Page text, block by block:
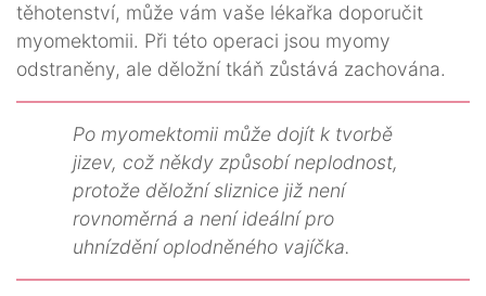
těhotenství, může vám vaše lékařka doporučit
myomektomii. Při této operaci jsou myomy
odstraněny, ale děložní tkáň zůstává zachována.
Po myomektomii může dojít k tvorbě
jizev, což někdy způsobí neplodnost,
protože děložní sliznice již není
rovnoměrná a není ideální pro
uhnízdění oplodněného vajíčka.